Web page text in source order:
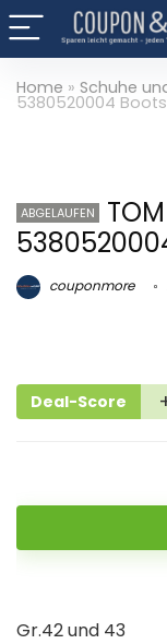
Home » Schuhe
5380520004
ABGELAUFEN
couponmore
Deal-Score
Gr.42 und 43